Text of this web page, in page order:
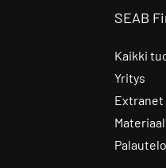
SEAB
Kaikki
Yritys
Extranet